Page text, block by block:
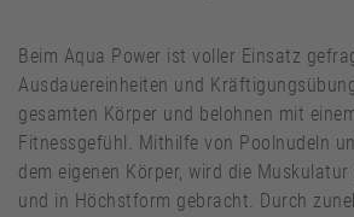
Beim Aqua Power ist voller Einsatz
Ausdauereinheiten und
gesamten Körper und belohnen mit
Fitnessgefühl. Mithilfe von Poolnudeln
dem eigenen Körper, wird die
und in Höchstform gebracht. Durch